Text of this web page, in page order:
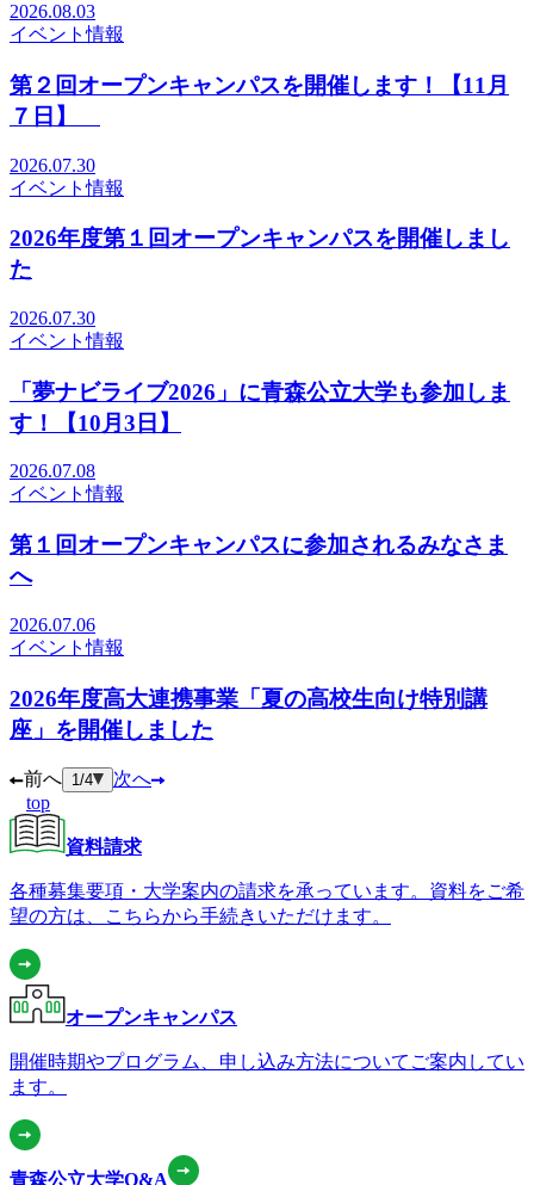
2026.08.03
イベント情報
第２回オープンキャンパスを開催します！【11月
７日】
2026.07.30
イベント情報
2026年度第１回オープンキャンパスを開催しまし
た
2026.07.30
イベント情報
「夢ナビライブ2026」に青森公立大学も参加しま
す！【10月3日】
2026.07.08
イベント情報
第１回オープンキャンパスに参加されるみなさま
へ
2026.07.06
イベント情報
2026年度高大連携事業「夏の高校生向け特別講
座」を開催しました
前へ 1/4
次へ
top
資料請求
各種募集要項・大学案内の請求を承っています。資料をご希
望の方は、こちらから手続きいただけます。
オープンキャンパス
開催時期やプログラム、申し込み方法についてご案内してい
ます。
青森公立大学Q&A